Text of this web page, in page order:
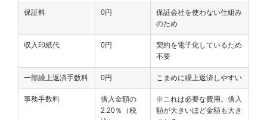
保証料 0円
保証会社を使わない仕組み
のため
収入印紙代 0円
契約を電子化しているため
不要
一部繰上返済手数料 0円 こまめに繰上返済しやすい
事務手数料
借入金額の
2.20％（税
※これは必要な費用。借入
額が大きいほど金額も大き